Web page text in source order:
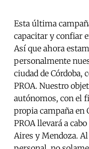
Esta última
capacitar y confiar
Así que ahora
personalmente
ciudad de Córdoba,
PROA. Nuestro
autónomos, con el
propia campaña en
PROA llevará a
Aires y Mendoza.